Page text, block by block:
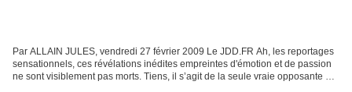
Par ALLAIN JULES, vendredi 27 février 2009 Le JDD.FR Ah, les reportages
sensationnels, ces révélations inédites empreintes d'émotion et de passion
ne sont visiblement pas morts. Tiens, il s’agit de la seule vraie opposante à